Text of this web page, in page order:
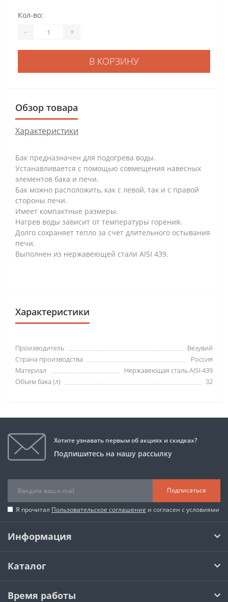
Кол-во:
- +
В КОРЗИНУ
Обзор товара
Характеристики
Бак предназначен для подогрева воды.
Устанавливается с помощью совмещения навесных
элементов бака и печи.
Бак можно расположить, как с левой, так и с правой
стороны печи.
Имеет компактные размеры.
Нагрев воды зависит от температуры горения.
Долго сохраняет тепло за счет длительного остывания
печи.
Выполнен из нержавеющей стали AISI 439.
Характеристики
Производитель
Везувий
Страна производства
Россия
Материал
Нержавеющая сталь AISI-439
Объем бака (л)
32
Хотите узнавать первым об акциях и скидках?
Подпишитесь на нашу рассылку
Подписаться
Я прочитал Пользовательское соглашение и согласен с условиями
Информация
Каталог
Время работы